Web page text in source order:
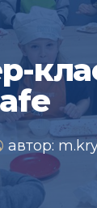
автор: